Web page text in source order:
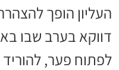
העליון הופך
דווקא בערב שבו
לפתוח פער,